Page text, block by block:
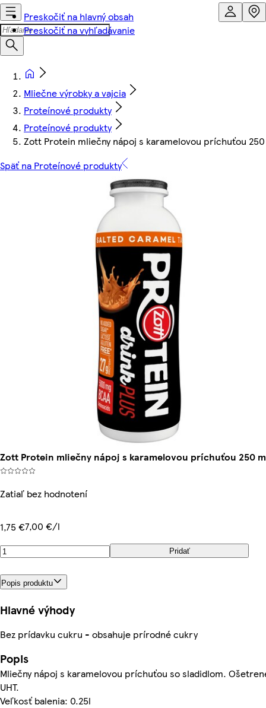
Preskočiť na hlavný obsah
Preskočiť na vyhľadávanie
Mliečne výrobky a vajcia
Proteínové produkty
Proteínové produkty
Zott Protein mliečny nápoj s karamelovou príchuťou
Späť na Proteínové produkty
Zott Protein mliečny nápoj s karamelovou príchuťou 250
Zatiaľ bez hodnotení
1,75 €7,00 €/l
Pridať
Popis produktu
Hlavné výhody
Bez prídavku cukru - obsahuje prírodné cukry
Popis
Mliečny nápoj s karamelovou príchuťou so sladidlom.
UHT.
Veľkosť balenia: 0.25l